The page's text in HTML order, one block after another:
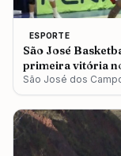
ESPORTE
São José
primeira vitória
São José dos